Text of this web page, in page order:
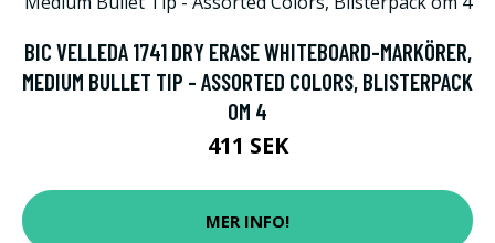
BIC VELLEDA 1741 DRY ERASE WHITEBOARD-MARKÖRER,
MEDIUM BULLET TIP - ASSORTED COLORS, BLISTERPACK
OM 4
411 SEK
MER INFO!